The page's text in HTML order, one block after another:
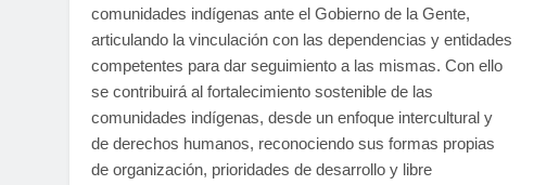
comunidades indígenas ante el Gobierno de la Gente,
articulando la vinculación con las dependencias y entidades
competentes para dar seguimiento a las mismas. Con ello
se contribuirá al fortalecimiento sostenible de las
comunidades indígenas, desde un enfoque intercultural y
de derechos humanos, reconociendo sus formas propias
de organización, prioridades de desarrollo y libre